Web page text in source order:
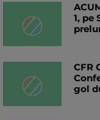
1, pe
CFR
gol